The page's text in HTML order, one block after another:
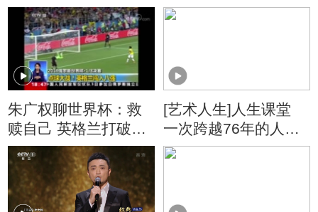
去年持平
格买提为你唱经典
朱广权聊世界杯：救
赎自己 英格兰打破心
理学玄学概率学的魔
咒
[艺术人生]人生课堂
一次跨越76年的人生
对话